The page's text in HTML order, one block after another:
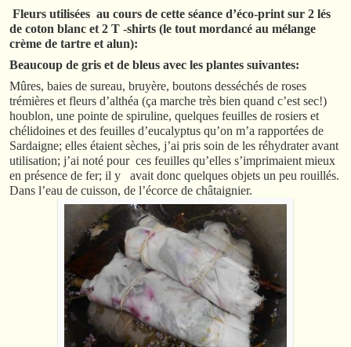
Fleurs utilisées au cours de cette séance d’éco-print sur 2 lés
de coton blanc et 2 T -shirts (le tout mordancé au mélange
crème de tartre et alun):
Beaucoup de gris et de bleus avec les plantes suivantes:
Mûres, baies de sureau, bruyère, boutons desséchés de roses
trémières et fleurs d’althéa (ça marche très bien quand c’est sec!)
houblon, une pointe de spiruline, quelques feuilles de rosiers et
chélidoines et des feuilles d’eucalyptus qu’on m’a rapportées de
Sardaigne; elles étaient sèches, j’ai pris soin de les réhydrater avant
utilisation; j’ai noté pour ces feuilles qu’elles s’imprimaient mieux
en présence de fer; il y avait donc quelques objets un peu rouillés.
Dans l’eau de cuisson, de l’écorce de châtaignier.